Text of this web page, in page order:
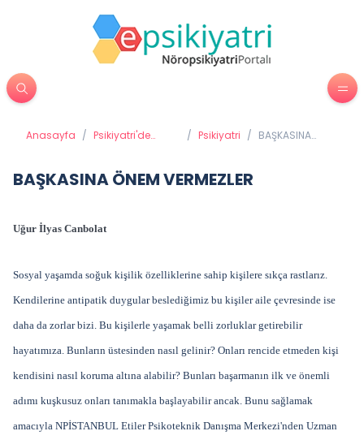
Anasayfa / Psikiyatri'de
/ Psikiyatri / BAŞKASINA
BAŞKASINA ÖNEM VERMEZLER
Uğur İlyas Canbolat
Sosyal yaşamda soğuk kişilik özelliklerine sahip kişilere sıkça rastlarız.
Kendilerine antipatik duygular beslediğimiz bu kişiler aile çevresinde ise
daha da zorlar bizi. Bu kişilerle yaşamak belli zorluklar getirebilir
hayatımıza. Bunların üstesinden nasıl gelinir? Onları rencide etmeden kişi
kendisini nasıl koruma altına alabilir? Bunları başarmanın ilk ve önemli
adımı kuşkusuz onları tanımakla başlayabilir ancak. Bunu sağlamak
amacıyla NPİSTANBUL Etiler Psikoteknik Danışma Merkezi'nden Uzman